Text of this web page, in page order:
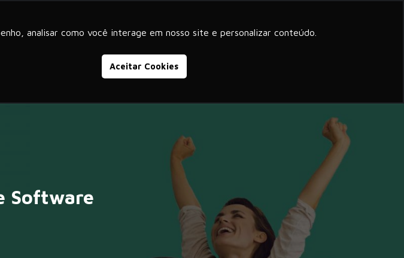
analisar como você interage em nosso site e personalizar conteúdo.
Aceitar Cookies
SAP SuccessFactors Blog Cases de Sucesso
Software